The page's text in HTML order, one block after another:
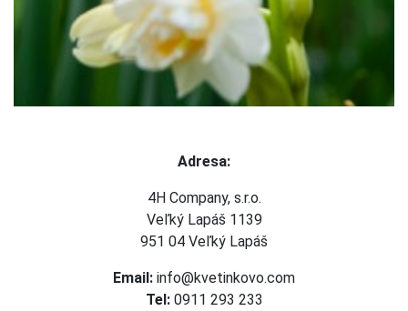
Adresa:
4H Company, s.r.o.
Veľký Lapáš 1139
951 04 Veľký Lapáš
Email: info@kvetinkovo.com
Tel: 0911 293 233